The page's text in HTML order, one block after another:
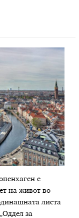
е
на живот во
листа
за